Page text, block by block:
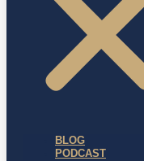
BLOG
PODCAST